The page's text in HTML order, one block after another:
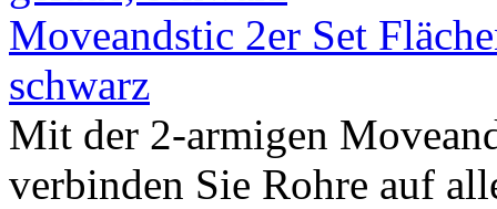
Moveandstic 2er Set
schwarz
Mit der 2-armigen
verbinden Sie Rohre auf